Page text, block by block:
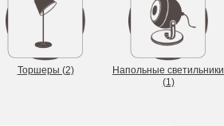
Торшеры (2)
Напольные светильники
(1)